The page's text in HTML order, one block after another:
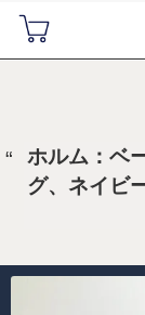
ホルム：ベ
グ、ネイビ